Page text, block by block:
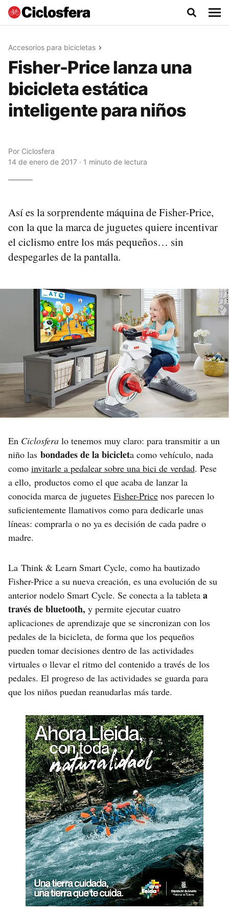
Accesorios para bicicletas
Fisher-Price lanza una
bicicleta estática
inteligente para niños
Por Ciclosfera
14 de enero de 2017 · 1 minuto de lectura
Así es la sorprendente máquina de Fisher-Price,
con la que la marca de juguetes quiere incentivar
el ciclismo entre los más pequeños… sin
despegarles de la pantalla.
En Ciclosfera lo tenemos muy claro: para transmitir a un
niño las bondades de la bicicleta como vehículo, nada
como invitarle a pedalear sobre una bici de verdad. Pese
a ello, productos como el que acaba de lanzar la
conocida marca de juguetes Fisher-Price nos parecen lo
suficientemente llamativos como para dedicarle unas
líneas: comprarla o no ya es decisión de cada padre o
madre.
La Think & Learn Smart Cycle, como ha bautizado
Fisher-Price a su nueva creación, es una evolución de su
anterior nodelo Smart Cycle. Se conecta a la tableta a
través de bluetooth, y permite ejecutar cuatro
aplicaciones de aprendizaje que se sincronizan con los
pedales de la bicicleta, de forma que los pequeños
pueden tomar decisiones dentro de las actividades
virtuales o llevar el ritmo del contenido a través de los
pedales. El progreso de las actividades se guarda para
que los niños puedan reanudarlas más tarde.